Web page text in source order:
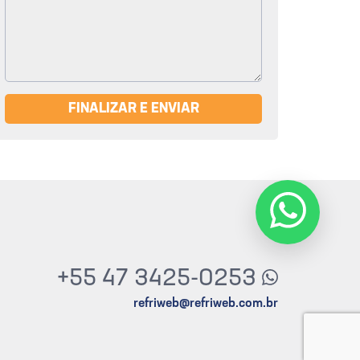
FINALIZAR E ENVIAR
+55 47 3425-0253
refriweb@refriweb.com.br